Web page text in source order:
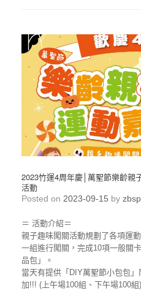
2023竹運4周年慶│萬聖節樂齡親
活動
Posted on 2023-09-15 by
＝ 活動介紹＝
親子趣味闖關活動規劃了各項運
一組進行闖關，完成10項一般關
品包」。
當天有提供「DIY萬聖節小包包
加!!! (上午場100組、下午場100組)